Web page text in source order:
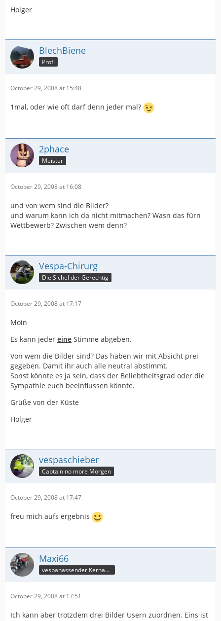
Holger
BlechBiene
Profi
October 29, 2008 at 15:48
1mal, oder wie oft darf denn jeder mal?
2phace
Meister
October 29, 2008 at 16:08
und von wem sind die Bilder?
und warum kann ich da nicht mitmachen? Wasn das fürn
Wettbewerb? Zwischen wem denn?
Vespa-Chirurg
Die Sichel der Gerechtig
October 29, 2008 at 17:17
Moin
Es kann jeder eine Stimme abgeben.
Von wem die Bilder sind? Das haben wir mit Absicht prei
gegeben. Damit ihr auch alle neutral abstimmt.
Sonst könnte es ja sein, dass der Beliebtheitsgrad oder die
Sympathie euch beeinflussen könnte.
Grüße von der Küste
Holger
vespaschieber
Captain no more Morgen
October 29, 2008 at 17:47
freu mich aufs ergebnis
Maxi66
vespahassender Kernassi
October 29, 2008 at 17:51
Ich kann aber trotzdem drei Bilder Usern zuordnen. Eins ist